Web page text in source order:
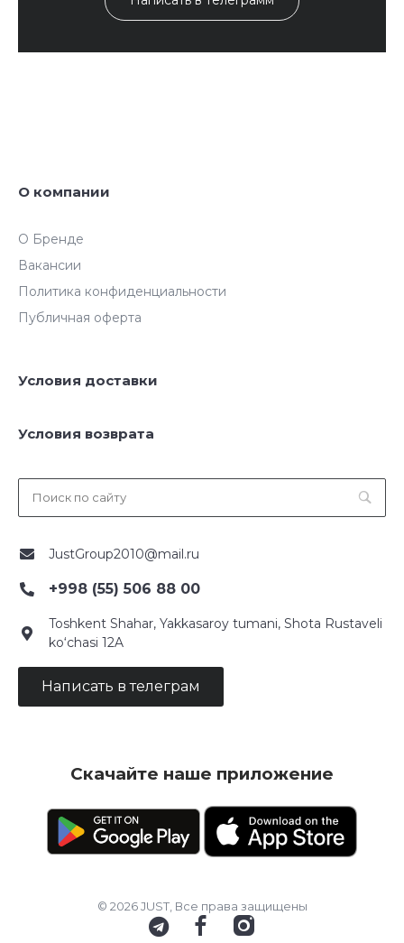
О компании
О Бренде
Вакансии
Политика конфиденциальности
Публичная оферта
Условия доставки
Условия возврата
JustGroup2010@mail.ru
+998 (55) 506 88 00
Toshkent Shahar, Yakkasaroy tumani, Shota Rustaveli
ko‘chasi 12A
Написать в телеграм
Скачайте наше приложение
© 2026 JUST, Все права защищены